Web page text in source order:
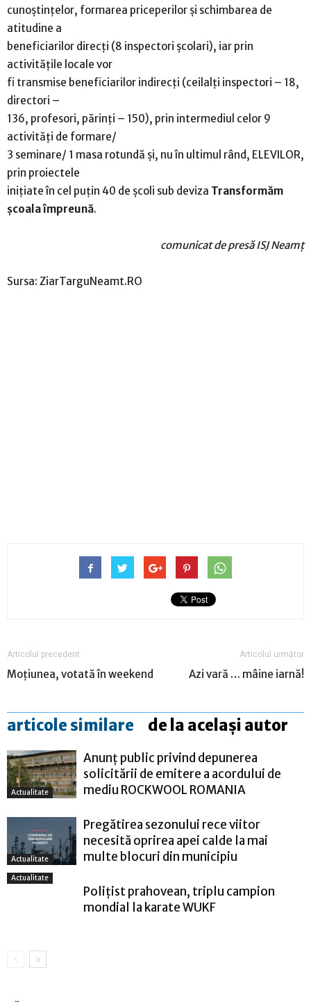
cunoștințelor, formarea priceperilor și schimbarea de
atitudine a
beneficiarilor direcți (8 inspectori școlari), iar prin
activitățile locale vor
fi transmise beneficiarilor indirecți (ceilalți inspectori – 18,
directori –
136, profesori, părinți – 150), prin intermediul celor 9
activități de formare/
3 seminare/ 1 masa rotundă și, nu în ultimul rând, ELEVILOR,
prin proiectele
inițiate în cel puțin 40 de școli sub deviza Transformăm
școala împreună.
comunicat de presă ISJ Neamț
Sursa: ZiarTarguNeamt.RO
Articolul precedent
Moţiunea, votată în weekend
Articolul următor
Azi vară … mâine iarnă!
articole similare de la același autor
Actualitate
Anunț public privind depunerea
solicitării de emitere a acordului de
mediu ROCKWOOL ROMANIA
Actualitate
Pregătirea sezonului rece viitor
necesită oprirea apei calde la mai
multe blocuri din municipiu
Actualitate
Polițist prahovean, triplu campion
mondial la karate WUKF